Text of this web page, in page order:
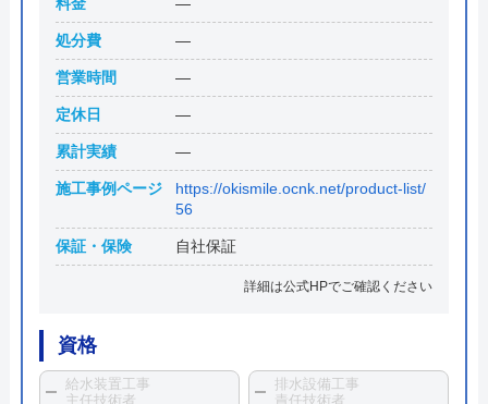
処分費 ―
営業時間 ―
定休日 ―
累計実績 ―
施工事例ページ
https://okismile.ocnk.net/product-list/
56
保証・保険 自社保証
詳細は公式HPでご確認ください
資格
給水装置工事
主任技術者
排水設備工事
責任技術者